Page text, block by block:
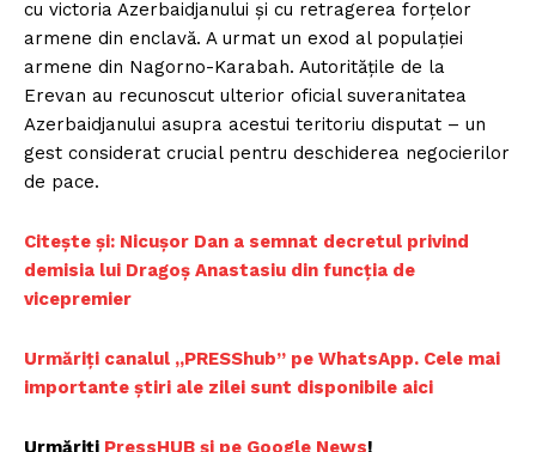
cu victoria Azerbaidjanului și cu retragerea forțelor
armene din enclavă. A urmat un exod al populației
armene din Nagorno-Karabah. Autoritățile de la
Erevan au recunoscut ulterior oficial suveranitatea
Azerbaidjanului asupra acestui teritoriu disputat – un
gest considerat crucial pentru deschiderea negocierilor
de pace.
Citește și: Nicușor Dan a semnat decretul privind
demisia lui Dragoș Anastasiu din funcția de
vicepremier
Urmăriți canalul „PRESShub” pe WhatsApp. Cele mai
importante știri ale zilei sunt disponibile aici
Urmăriți PressHUB și pe Google News!